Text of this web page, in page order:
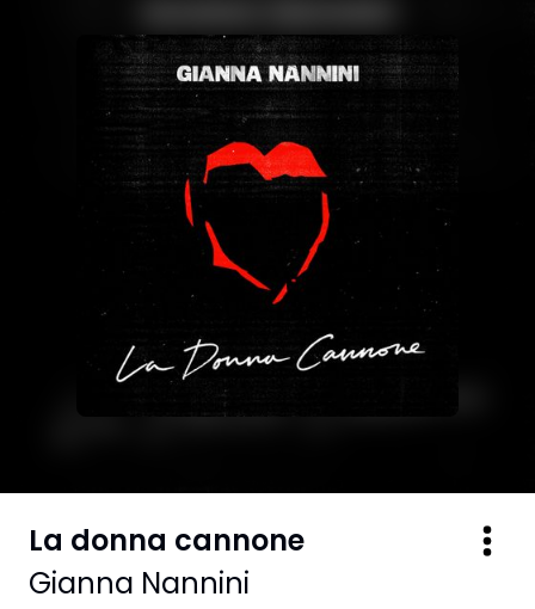
La donna cannone
Gianna Nannini